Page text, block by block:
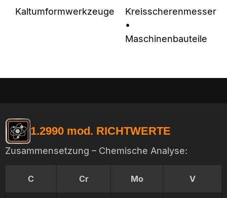
Kaltumformwerkzeuge
Kreisscherenmesser
•
Maschinenbauteile
1.2990 mod. RICHTWERTE
Zusammensetzung – Chemische Analyse:
C Cr Mo V